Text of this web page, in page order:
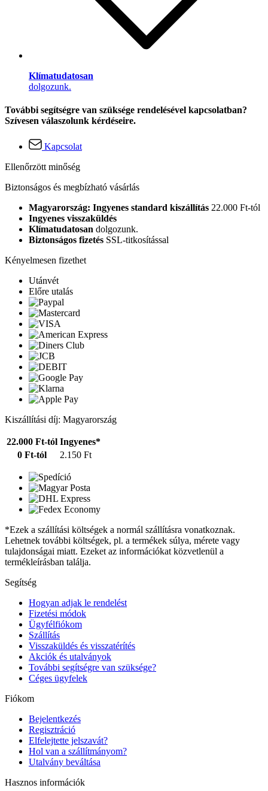
Klímatudatosan
dolgozunk.
További segítségre van szüksége rendelésével kapcsolatban?
Szívesen válaszolunk kérdéseire.
Kapcsolat
Ellenőrzött minőség
Biztonságos és megbízható vásárlás
Magyarország: Ingyenes standard kiszállítás 22.000 Ft-tól
Ingyenes visszaküldés
Klímatudatosan dolgozunk.
Biztonságos fizetés SSL-titkosítással
Kényelmesen fizethet
Utánvét
Előre utalás
Kiszállítási díj: Magyarország
22.000 Ft-tól Ingyenes*
0 Ft-tól
2.150 Ft
*Ezek a szállítási költségek a normál szállításra vonatkoznak.
Lehetnek további költségek, pl. a termékek súlya, mérete vagy
tulajdonságai miatt. Ezeket az információkat közvetlenül a
termékleírásban találja.
Segítség
Hogyan adjak le rendelést
Fizetési módok
Ügyfélfiókom
Szállítás
Visszaküldés és visszatérítés
Akciók és utalványok
További segítségre van szüksége?
Céges ügyfelek
Fiókom
Bejelentkezés
Regisztráció
Elfelejtette jelszavát?
Hol van a szállítmányom?
Utalvány beváltása
Hasznos információk